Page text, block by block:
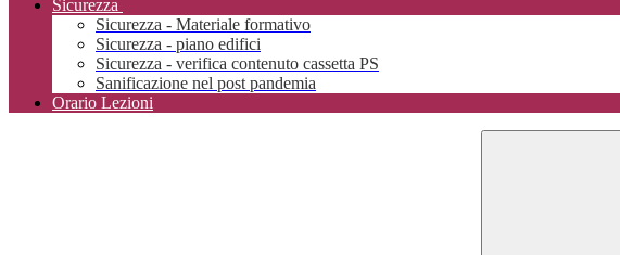
Sicurezza
Sicurezza - Materiale formativo
Sicurezza - piano edifici
Sicurezza - verifica contenuto cassetta PS
Sanificazione nel post pandemia
Orario Lezioni